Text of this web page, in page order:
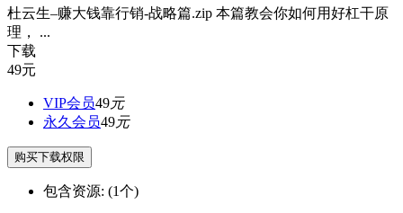
杜云生–赚大钱靠行销-战略篇.zip 本篇教会你如何用好杠干原
理， ...
下载
49元
VIP会员49元
永久会员49元
购买下载权限
包含资源: (1个)